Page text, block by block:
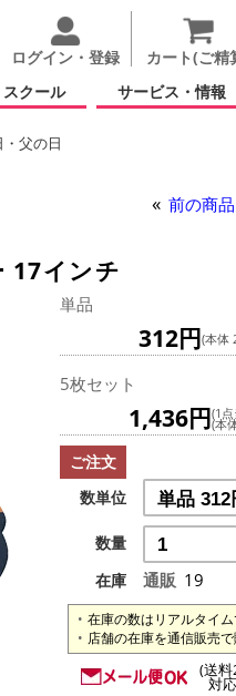
ログイン・登録 カート(ご精
クール サービス・情報
父の日
前の商品
17インチ
単品
312円(本体
5枚セット
1,436円(1
(本
ご注文
数単位
数量
在庫
通販 19
在庫の数はリアルタイム
店舗の在庫を通信販売で
(送
対